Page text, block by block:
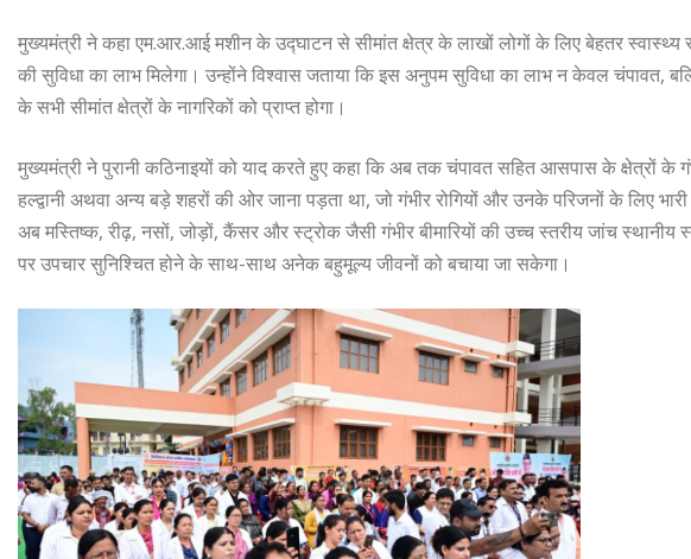
मुख्यमंत्री ने कहा एम.आर.आई मशीन के उद्घाटन से सीमांत क्षेत्र के लाखों लोगों के लिए बेहतर
की सुविधा का लाभ मिलेगा। उन्होंने विश्वास जताया कि इस अनुपम सुविधा का लाभ न केवल चंपावत,
के सभी सीमांत क्षेत्रों के नागरिकों को प्राप्त होगा।
मुख्यमंत्री ने पुरानी कठिनाइयों को याद करते हुए कहा कि अब तक चंपावत सहित आसपास के क्षेत्रों
हल्द्वानी अथवा अन्य बड़े शहरों की ओर जाना पड़ता था, जो गंभीर रोगियों और उनके परिजनों के लिए
अब मस्तिष्क, रीढ़, नसों, जोड़ों, कैंसर और स्ट्रोक जैसी गंभीर बीमारियों की उच्च स्तरीय जांच
पर उपचार सुनिश्चित होने के साथ-साथ अनेक बहुमूल्य जीवनों को बचाया जा सकेगा।